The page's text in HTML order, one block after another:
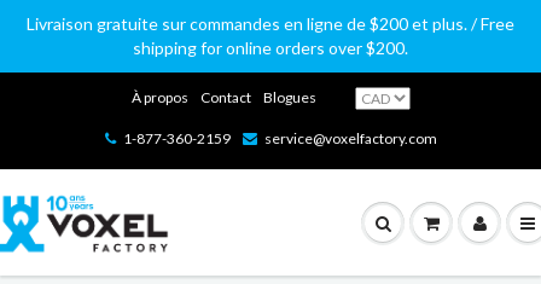
Livraison gratuite sur commandes en ligne de $200 et plus. / Free
shipping for online orders over $200.
À propos Contact Blogues
1-877-360-2159 service@voxelfactory.com